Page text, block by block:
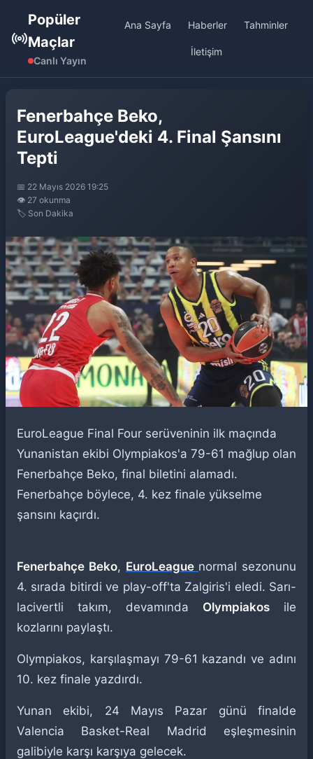
Popüler
Maçlar
Canlı Yayın
Ana Sayfa Haberler Tahminler
İletişim
Fenerbahçe Beko,
EuroLeague'deki 4. Final Şansını
Tepti
📅 22 Mayıs 2026 19:25
👁️ 27 okunma
🏷️ Son Dakika
EuroLeague Final Four serüveninin ilk maçında
Yunanistan ekibi Olympiakos'a 79-61 mağlup olan
Fenerbahçe Beko, final biletini alamadı.
Fenerbahçe böylece, 4. kez finale yükselme
şansını kaçırdı.
Fenerbahçe Beko, EuroLeague normal sezonunu
4. sırada bitirdi ve play-off'ta Zalgiris'i eledi. Sarı-
lacivertli takım, devamında Olympiakos ile
kozlarını paylaştı.
Olympiakos, karşılaşmayı 79-61 kazandı ve adını
10. kez finale yazdırdı.
Yunan ekibi, 24 Mayıs Pazar günü finalde
Valencia Basket-Real Madrid eşleşmesinin
galibiyle karşı karşıya gelecek.